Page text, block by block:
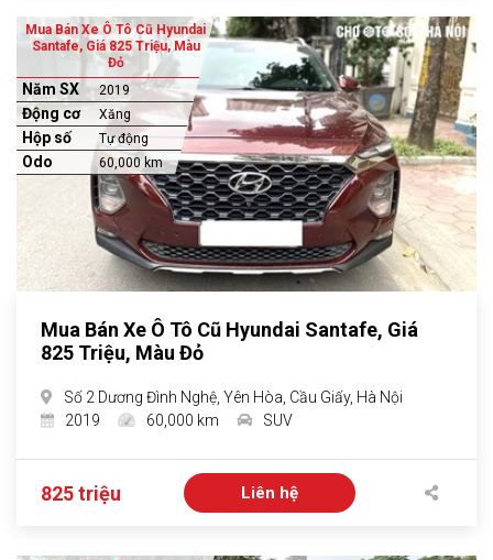
Mua Bán Xe Ô Tô Cũ Hyundai
Santafe, Giá 825 Triệu, Màu
Đỏ
Năm SX 2019
Động cơ Xăng
Hộp số Tự động
Odo 60,000 km
Mua Bán Xe Ô Tô Cũ Hyundai Santafe, Giá
825 Triệu, Màu Đỏ
Số 2 Dương Đình Nghệ, Yên Hòa, Cầu Giấy, Hà Nội
2019
60,000 km SUV
825 triệu Liên hệ